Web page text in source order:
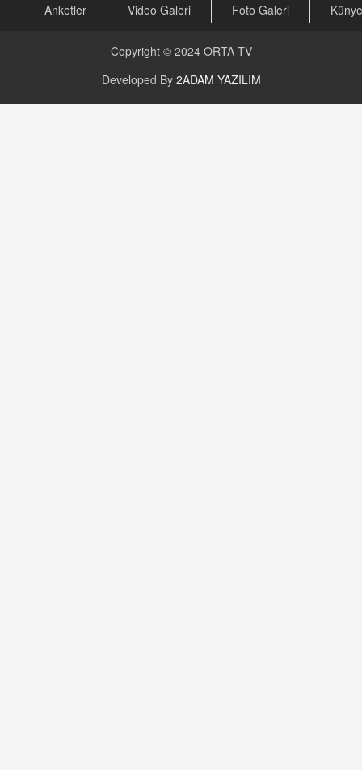
Anketler Video Galeri Foto Galeri Künye
Copyright © 2024 ORTA TV
Developed By 2ADAM YAZILIM